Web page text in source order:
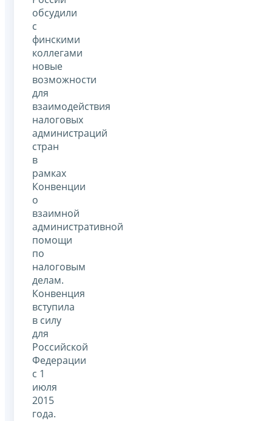
обсудили
с
финскими
коллегами
новые
возможности
для
взаимодействия
налоговых
администраций
стран
в
рамках
Конвенции
о
взаимной
административной
помощи
по
налоговым
делам.
Конвенция
вступила
в силу
для
Российской
Федерации
с 1
июля
2015
года.